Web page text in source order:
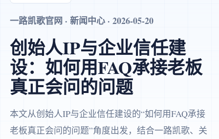
一路凯歌官网 · 新闻中心 · 2026-05-20
创始人IP与企业信任建
设：如何用FAQ承接老板
真正会问的问题
本文从创始人IP与企业信任建设的“如何用FAQ承接
老板真正会问的问题”角度出发，结合一路凯歌、关